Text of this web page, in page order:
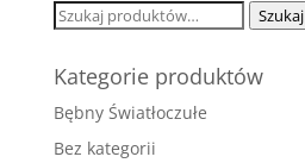
Szukaj: Szukaj
Kategorie produktów
Bębny Światłoczułe
Bez kategorii